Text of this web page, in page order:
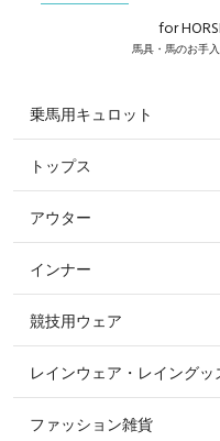
for
馬具・馬のお手
乗馬用キュロット
すべてのキュロット
フルグリップ・尻革 キ
ニーグリップ・膝革 キ
トップス
すべてのトップス
ポロシャツ
カットソー・Tシャツ・
アウター
すべてのアウター
コート
ジャケット・ブルゾン
インナー
競技用ウェア
すべての競技用ウェア
ショージャケット
レインウェア・レイングッ
ファッション雑貨